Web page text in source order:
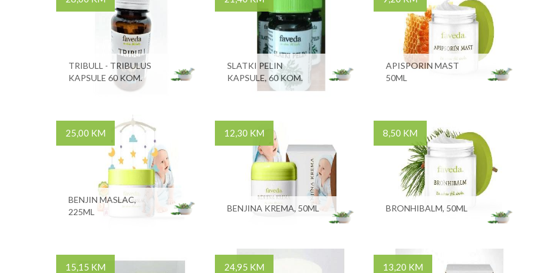
TRIBULL - TRIBULUS
KAPSULE 60 KOM.
SLATKI PELIN
KAPSULE, 60 KOM.
APISPORIN MAST
50ML
25,00 KM
BENJIN MASLAC,
225ML
12,30 KM
BENJINA KREMA, 50ML
8,50 KM
BRONHIBALM, 50ML
15,15 KM 24,95 KM 13,20 KM